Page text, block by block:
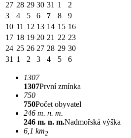
27 28 29 30 31 1
2
3
4 5 6 7 8
9
10 11 12 13 14 15 16
17 18 19 20 21 22 23
24 25 26 27 28 29 30
31 1 2 3 4 5 6
1307
1307První zmínka
750
750Počet obyvatel
246 m. n. m.
246 m. n. m.Nadmořská výška
6,1 km2